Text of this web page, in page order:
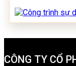
CÔNG TY CỔ